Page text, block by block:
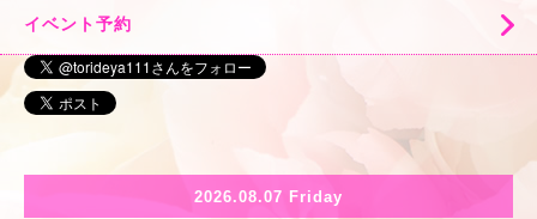
イベント予約
2026.08.07 Friday